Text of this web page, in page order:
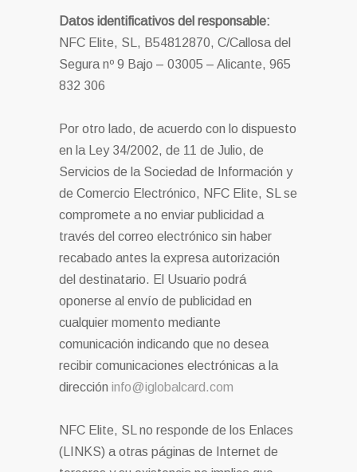
Datos identificativos del responsable:
NFC Elite, SL, B54812870, C/Callosa del
Segura nº 9 Bajo – 03005 – Alicante, 965
832 306
Por otro lado, de acuerdo con lo dispuesto
en la Ley 34/2002, de 11 de Julio, de
Servicios de la Sociedad de Información y
de Comercio Electrónico, NFC Elite, SL se
compromete a no enviar publicidad a
través del correo electrónico sin haber
recabado antes la expresa autorización
del destinatario. El Usuario podrá
oponerse al envío de publicidad en
cualquier momento mediante
comunicación indicando que no desea
recibir comunicaciones electrónicas a la
dirección info@iglobalcard.com
NFC Elite, SL no responde de los Enlaces
(LINKS) a otras páginas de Internet de